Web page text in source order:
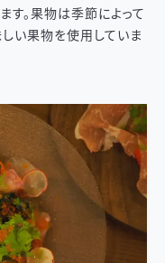
す。果物は季節によって
い果物を使用していま